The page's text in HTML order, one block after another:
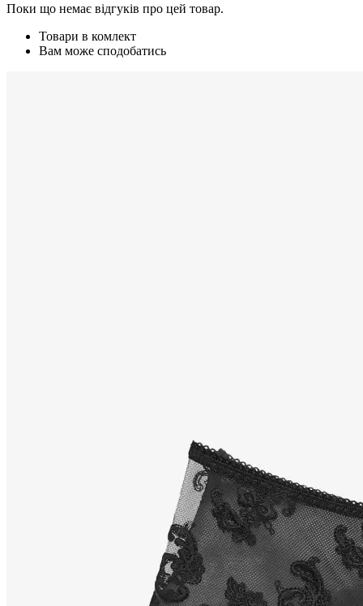
Поки що немає відгуків про цей товар.
Товари в комлект
Вам може сподобатись